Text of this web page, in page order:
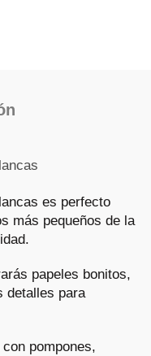
es perfecto
más pequeños de la
papeles bonitos,
detalles para
pompones,